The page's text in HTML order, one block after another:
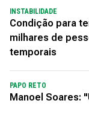
INSTABILIDADE
Condição para
milhares de
temporais
PAPO RETO
Manoel Soares: